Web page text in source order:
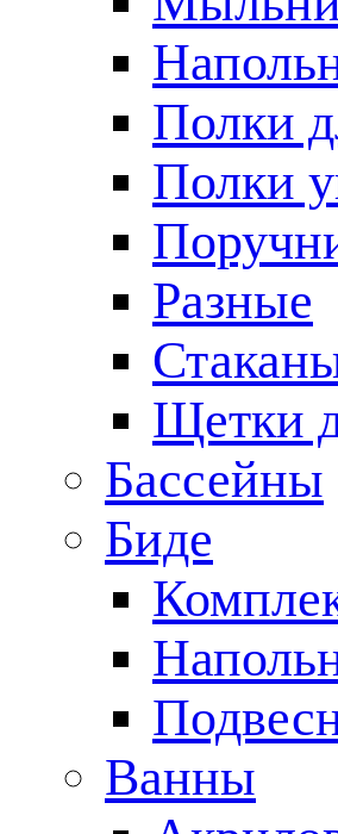
Полки
Полки
Разные
Щетки
Бассейны
Биде
Ванны